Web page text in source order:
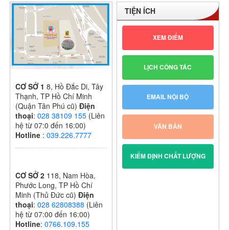
2024 – 2025
CƠ SỞ 18, Hồ Đắc Di, Tây
Thạnh, TP Hồ Chí Minh
(Quận Tân Phú cũ) Điện
thoại:028 38109 155 (Liên
hệ từ 07:0 đến 16:00)
Hotline :039.226.7777
CƠ SỞ 2 118, Nam Hòa,
Phước Long, TP Hồ Chí
Minh (Thủ Đức cũ) Điện
thoại:028 62808388 (Liên
hệ từ 07:00 đến 16:00)
Hotline:0766.109.155
TIỆN ÍCH
XEM ĐIỂM
LỊCH CÔNG TÁC
EMAIL NỘI BỘ
VĂN BẢN
KIỂM ĐỊNH CHẤT LƯỢNG